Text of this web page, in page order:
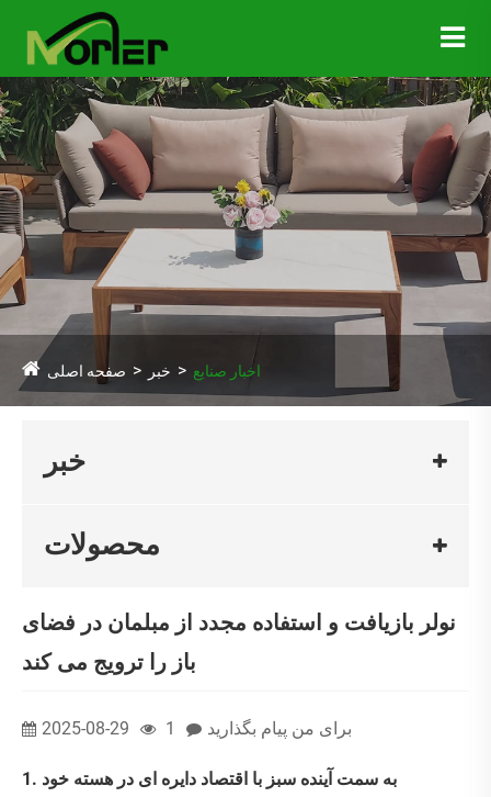
صفحه اصلی خبر اخبار صنایع
خبر
محصولات
نولر بازیافت و استفاده مجدد از مبلمان در فضای
باز را ترویج می کند
2025-08-29 1 برای من پیام بگذارید
1. به سمت آینده سبز با اقتصاد دایره ای در هسته خود